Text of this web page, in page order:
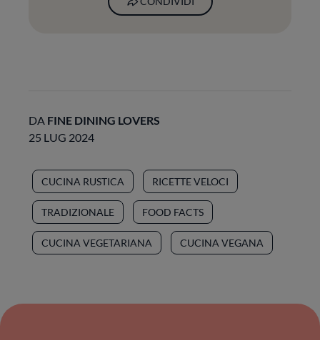
DA FINE DINING LOVERS
25 LUG 2024
CUCINA RUSTICA RICETTE VELOCI
TRADIZIONALE FOOD FACTS
CUCINA VEGETARIANA CUCINA VEGANA